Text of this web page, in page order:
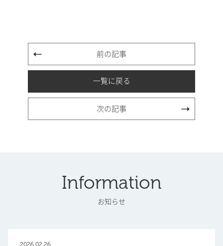
前の記事
一覧に戻る
次の記事
Information
お知らせ
2026.02.26